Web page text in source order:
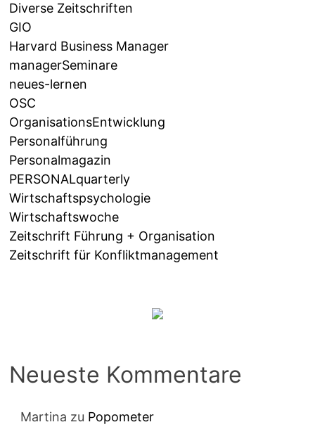
Diverse Zeitschriften
GIO
Harvard Business Manager
managerSeminare
neues-lernen
OSC
OrganisationsEntwicklung
Personalführung
Personalmagazin
PERSONALquarterly
Wirtschaftspsychologie
Wirtschaftswoche
Zeitschrift Führung + Organisation
Zeitschrift für Konfliktmanagement
Neueste Kommentare
Martina zu Popometer